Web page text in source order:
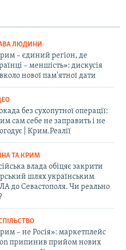
ЛЮДИНИ
– єдиний регіон, де
– меншість»: дискусія
нової пам'ятної дати
без сухопутної операції:
сам себе не заправить і не
| Крим.Реалії
ТА КРИМ
влада обіцяє закрити
шлях українським
до Севастополя. Чи реально
– не Росія»: маркетплейс
припинив прийом нових